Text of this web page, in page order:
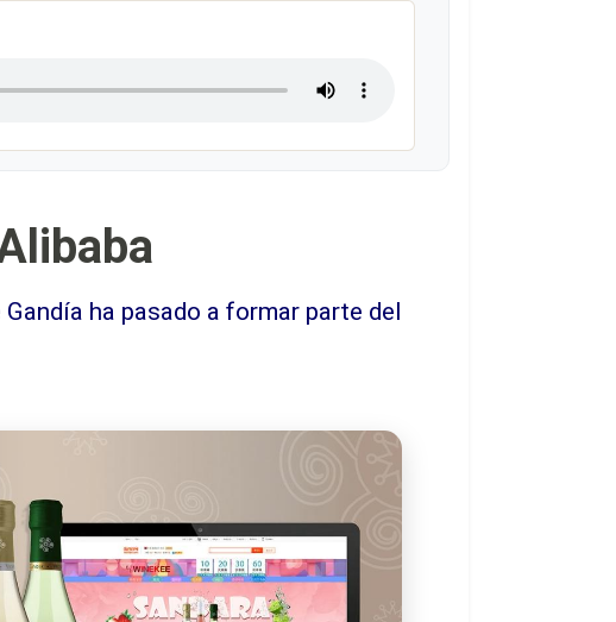
ha pasado a formar parte del